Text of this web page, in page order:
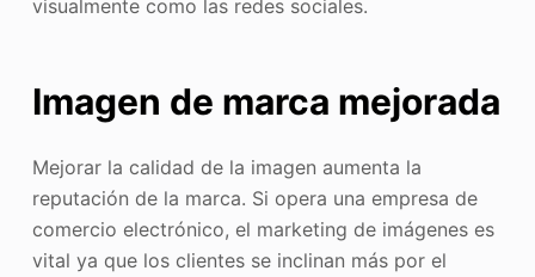
visualmente como las redes sociales.
Imagen de marca mejorada
Mejorar la calidad de la imagen aumenta la
reputación de la marca. Si opera una empresa de
comercio electrónico, el marketing de imágenes es
vital ya que los clientes se inclinan más por el